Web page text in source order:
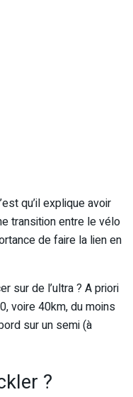
qu’il explique avoir
transition entre le vélo
de faire la lien en
sur de l’ultra ? A priori
voire 40km, du moins
sur un semi (à
?